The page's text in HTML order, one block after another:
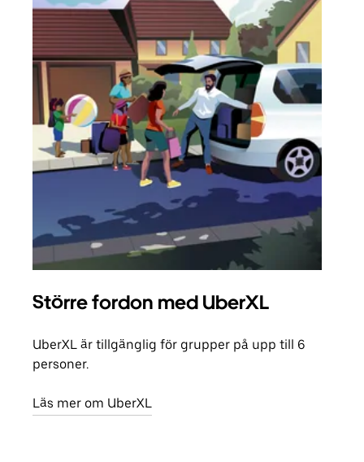
Större fordon med UberXL
UberXL är tillgänglig för grupper på upp till 6
personer.
Läs mer om UberXL